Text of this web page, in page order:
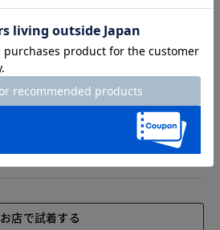
113 46
117 48 61
62
125 51 62
お店で試着する